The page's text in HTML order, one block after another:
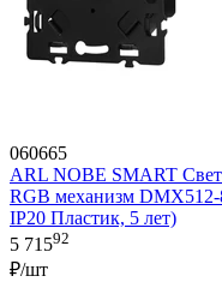
060665
ARL NOBE SMART
RGB механизм
IP20 Пластик, 5 лет)
5 71592
₽/шт